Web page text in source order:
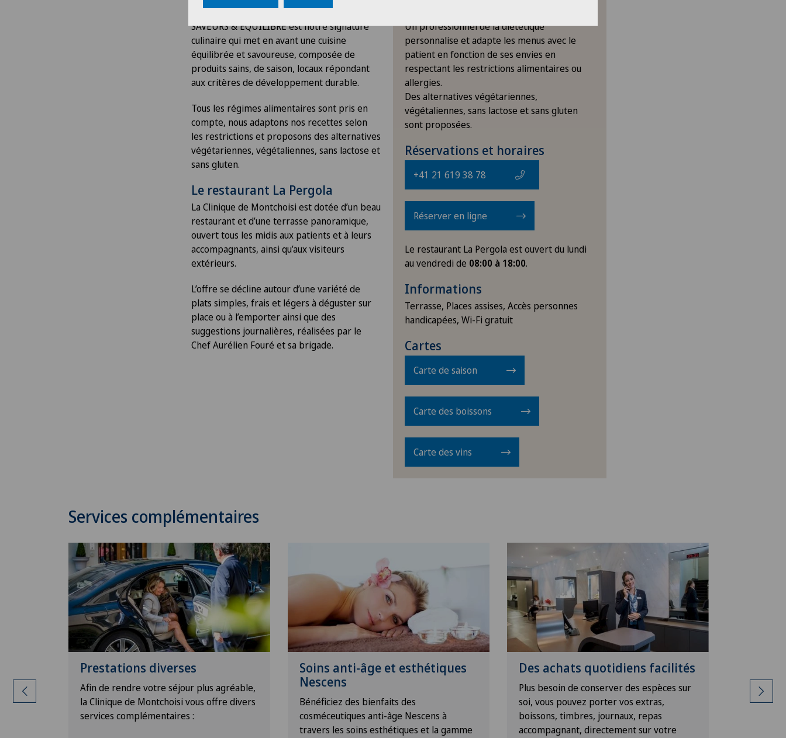
Concept
SAVEURS & ÉQUILIBRE est notre signature
culinaire qui met en avant une cuisine
équilibrée et savoureuse, composée de
produits sains, de saison, locaux répondant
aux critères de développement durable.
Tous les régimes alimentaires sont pris en
compte, nous adaptons nos recettes selon
les restrictions et proposons des alternatives
végétariennes, végétaliennes, sans lactose et
sans gluten.
Le restaurant La Pergola
La Clinique de Montchoisi est dotée d’un beau
restaurant et d’une terrasse panoramique,
ouvert tous les midis aux patients et à leurs
accompagnants, ainsi qu’aux visiteurs
extérieurs.
L’offre se décline autour d’une variété de
plats simples, frais et légers à déguster sur
place ou à l’emporter ainsi que des
suggestions journalières, réalisées par le
Chef Aurélien Fouré et sa brigade.
Un professionnel de la diététique
personnalise et adapte les menus avec le
patient en fonction de ses envies en
respectant les restrictions alimentaires ou
allergies.
Des alternatives végétariennes,
végétaliennes, sans lactose et sans gluten
sont proposées.
Réservations et horaires
+41 21 619 38 78
Réserver en ligne
Le restaurant La Pergola est ouvert du lundi
au vendredi de 08:00 à 18:00.
Informations
Terrasse, Places assises, Accès personnes
handicapées, Wi-Fi gratuit
Cartes
Carte de saison
Carte des boissons
Carte des vins
Services complémentaires
pour
Prestations diverses
Afin de rendre votre séjour plus agréable,
la Clinique de Montchoisi vous offre divers
services complémentaires :
Soins anti-âge et esthétiques
Nescens
Bénéficiez des bienfaits des
cosméceutiques anti-âge Nescens à
travers les soins esthétiques et la gamme
Des achats quotidiens facilités
Plus besoin de conserver des espèces sur
soi, vous pouvez porter vos extras,
boissons, timbres, journaux, repas
accompagnant, directement sur votre
Notre
toute